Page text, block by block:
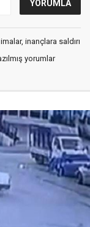
inançlara saldırı
yorumlar